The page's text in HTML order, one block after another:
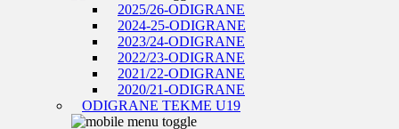
2025/26-ODIGRANE
2024-25-ODIGRANE
2023/24-ODIGRANE
2022/23-ODIGRANE
2021/22-ODIGRANE
2020/21-ODIGRANE
ODIGRANE TEKME U19